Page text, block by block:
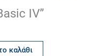
IV”
€.
καλάθι